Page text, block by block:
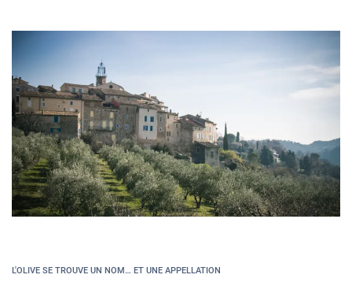
L'OLIVE SE TROUVE UN NOM… ET UNE APPELLATION